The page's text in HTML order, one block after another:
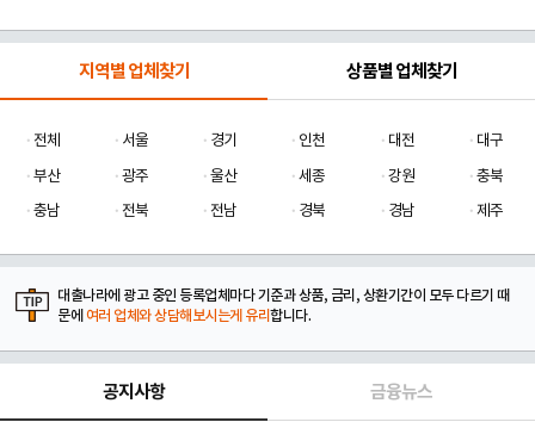
지역별 업체찾기 상품별 업체찾기
전체 서울 경기 인천 대전
대구
부산
광주 울산 세종 강원
충북
충남
전북 전남 경북 경남 제주
대출나라에 광고 중인 등록업체마다 기준과 상품, 금리, 상환기간이 모두 다르기 때
문에 여러 업체와 상담해보시는게 유리합니다.
공지사항 금융뉴스